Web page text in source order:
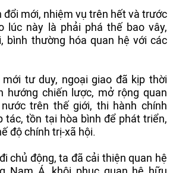
đổi mới, nhiệm vụ trên hết và trước
lúc này là phải phá thế bao vây,
bình thường hóa quan hệ với các
tư duy, ngoại giao đã kịp thời
hướng chiến lược, mở rộng quan
trên thế giới, thi hành chính
tác, tồn tại hòa bình để phát triển,
độ chính trị-xã hội.
chủ động, ta đã cải thiện quan hệ